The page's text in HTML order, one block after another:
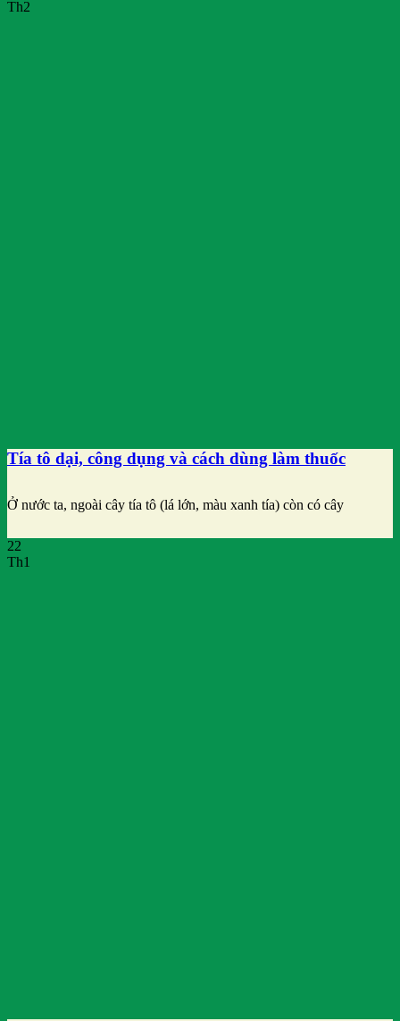
Th2
Tía tô dại, công dụng và cách dùng làm thuốc
Ở nước ta, ngoài cây tía tô (lá lớn, màu xanh tía) còn có cây
22
Th1